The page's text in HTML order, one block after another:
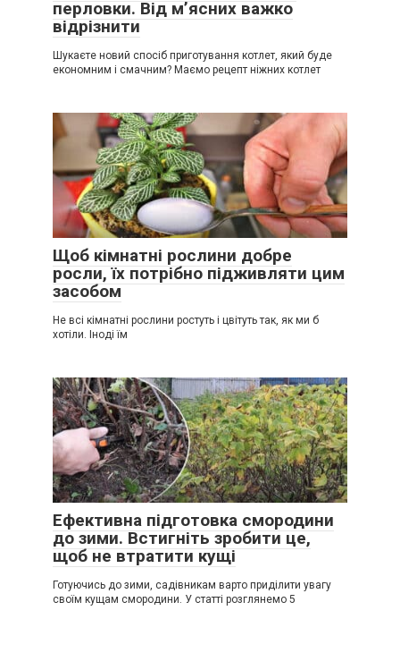
перловки. Від м’ясних важко
відрізнити
Шукаєте новий спосіб приготування котлет, який буде
економним і смачним? Маємо рецепт ніжних котлет
Щоб кімнатні рослини добре
росли, їх потрібно підживляти цим
засобом
Не всі кімнатні рослини ростуть і цвітуть так, як ми б
хотіли. Іноді їм
Ефективна підготовка смородини
до зими. Встигніть зробити це,
щоб не втратити кущі
Готуючись до зими, садівникам варто приділити увагу
своїм кущам смородини. У статті розглянемо 5